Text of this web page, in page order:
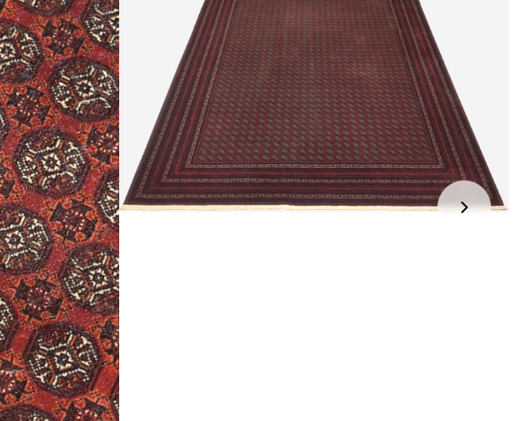
Levertijden:
Het artikel wordt gratis bij u thuis geleverd. Wij streven ernaar uw
bestelling binnen4 werkdagenbij u thuis te bezorgen.
Retourneren:
Het artikel wordt gratis bij u thuis geleverd. Mocht het niet passen en
u besluit het te retourneren, dan storten wij het aankoopbedrag zo
snel mogelijk terug, maar uiterlijkbinnen 14 dagen na herroeping
Voor meer informatie kunt u terecht op:
Terugbetalingsbeleid